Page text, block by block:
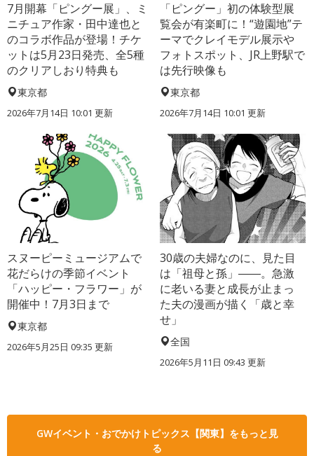
7月開幕「ピングー展」、ミ
ニチュア作家・田中達也と
のコラボ作品が登場！チケ
ットは5月23日発売、全5種
のクリアしおり特典も
東京都
2026年7月14日 10:01 更新
「ピングー」初の体験型展
覧会が有楽町に！“遊園地”テ
ーマでクレイモデル展示や
フォトスポット、JR上野駅で
は先行映像も
東京都
2026年7月14日 10:01 更新
スヌーピーミュージアムで
花だらけの季節イベント
「ハッピー・フラワー」が
開催中！7月3日まで
東京都
2026年5月25日 09:35 更新
30歳の夫婦なのに、見た目
は「祖母と孫」――。急激
に老いる妻と成長が止まっ
た夫の漫画が描く「歳と幸
せ」
全国
2026年5月11日 09:43 更新
GWイベント・おでかけトピックス【関東】をもっと見
る